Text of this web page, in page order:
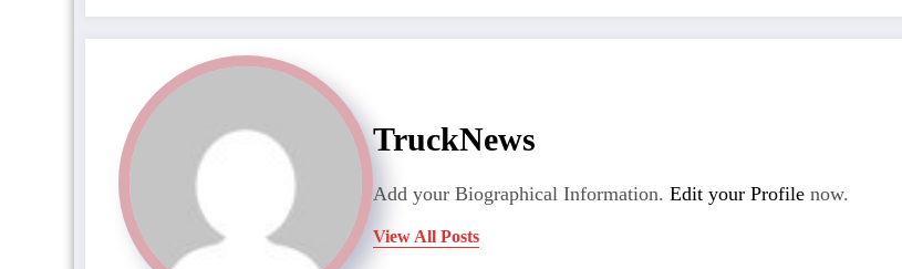
TruckNews
Add your Biographical Information. Edit your Profile now.
View All Posts